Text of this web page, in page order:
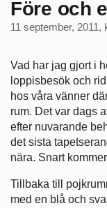
Före och
11 september, 2011,
Vad har jag gjort i
loppisbesök och
hos våra vänner
rum. Det var dags
efter nuvarande
det sista
nära. Snart
Tillbaka till
med en blå och